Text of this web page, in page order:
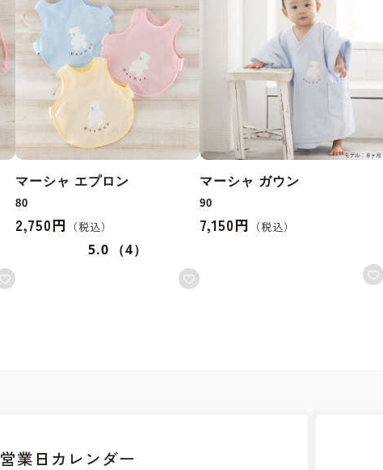
マーシャ エプロン
80
2,750円
5.0 （4）
マーシャ ガウン
90
7,150円
営業日カレンダー